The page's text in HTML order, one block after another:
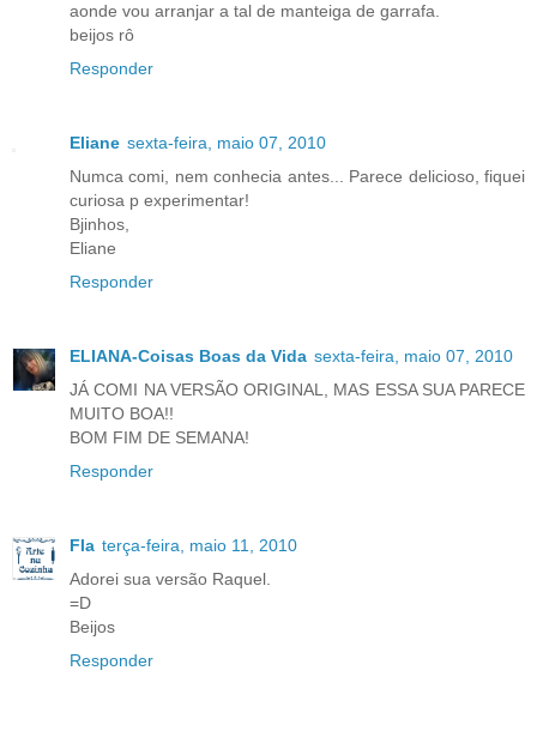
aonde vou arranjar a tal de manteiga de garrafa.
beijos rô
Responder
Eliane sexta-feira, maio 07, 2010
Numca comi, nem conhecia antes... Parece delicioso, fiquei
curiosa p experimentar!
Bjinhos,
Eliane
Responder
ELIANA-Coisas Boas da Vida sexta-feira, maio 07, 2010
JÁ COMI NA VERSÃO ORIGINAL, MAS ESSA SUA PARECE
MUITO BOA!!
BOM FIM DE SEMANA!
Responder
Fla terça-feira, maio 11, 2010
Adorei sua versão Raquel.
=D
Beijos
Responder